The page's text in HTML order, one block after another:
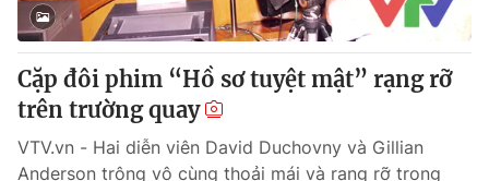
Cặp đôi phim “Hồ sơ tuyệt mật” rạng rỡ
trên trường quay
VTV.vn - Hai diễn viên David Duchovny và Gillian
Anderson trông vô cùng thoải mái và rạng rỡ trong